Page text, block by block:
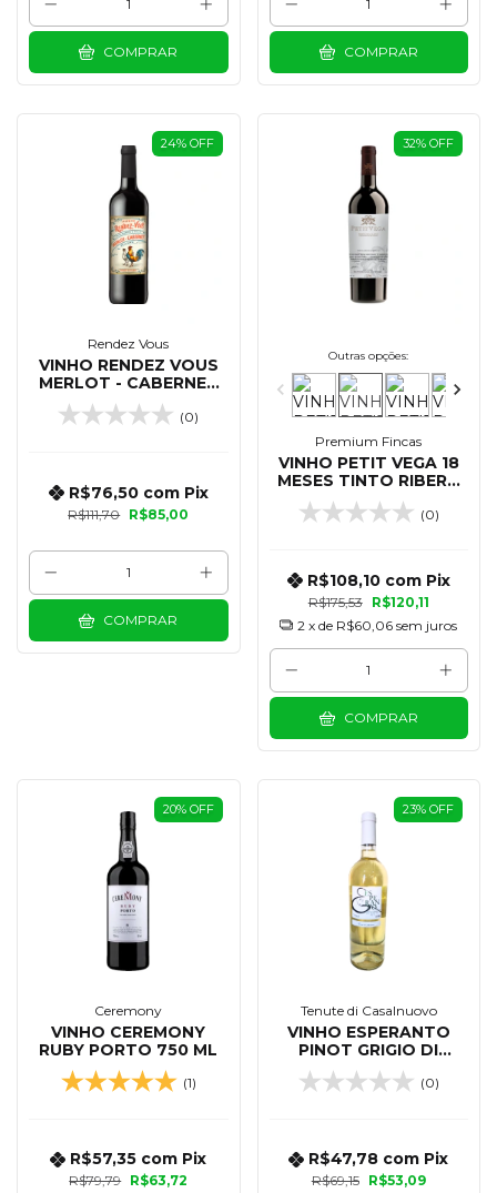
COMPRAR COMPRAR
24% OFF
Rendez Vous
VINHO RENDEZ VOUS
MERLOT - CABERNET
SAUVIGNON 750 ML
(0)
R$111,70 R$85,00
R$76,50 com Pix
COMPRAR
32% OFF
Outras opções:
Premium Fincas
VINHO PETIT VEGA 18
MESES TINTO RIBERA
DEL DUERO 750 ML
(0)
R$175,53 R$120,11
R$108,10 com Pix
2 x de R$60,06 sem juros
COMPRAR
20% OFF
Ceremony
VINHO CEREMONY
RUBY PORTO 750 ML
(1)
R$79,79 R$63,72
R$57,35 com Pix
23% OFF
Tenute di Casalnuovo
VINHO ESPERANTO
PINOT GRIGIO DI
PUGLIA IGT 750 ML
(0)
R$69,15 R$53,09
R$47,78 com Pix